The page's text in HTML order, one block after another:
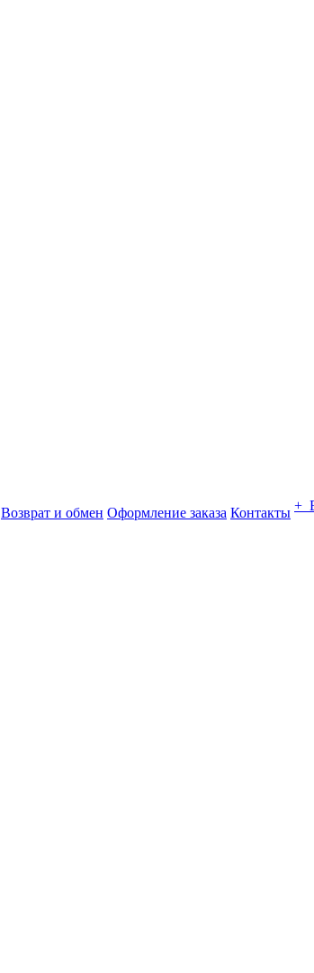
Возврат и обмен Оформление заказа Контакты +